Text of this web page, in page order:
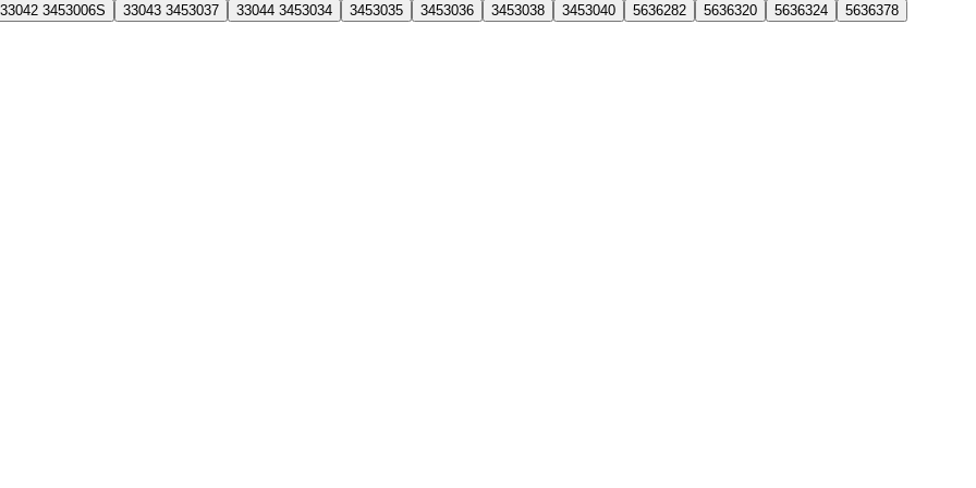
33042 3453006S 33043 3453037 33044 3453034 3453035 3453036 3453038 3453040 5636282 5636320 5636324 5636378